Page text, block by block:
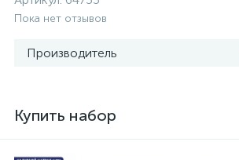
Пока нет отзывов
Производитель
Купить набор